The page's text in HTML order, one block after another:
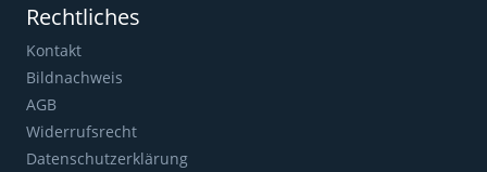
Rechtliches
Kontakt
Bildnachweis
AGB
Widerrufsrecht
Datenschutzerklärung